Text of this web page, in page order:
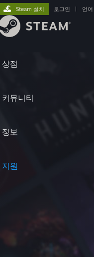
상점
커뮤니티
정보
지원
Steam 설치 로그인 언어